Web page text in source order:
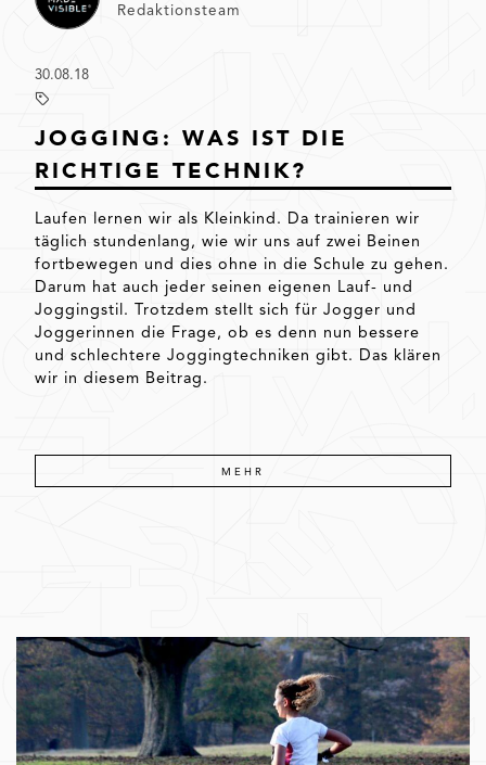
Redaktionsteam
30.08.18
JOGGING: WAS IST DIE
RICHTIGE TECHNIK?
Laufen lernen wir als Kleinkind. Da trainieren wir
täglich stundenlang, wie wir uns auf zwei Beinen
fortbewegen und dies ohne in die Schule zu gehen.
Darum hat auch jeder seinen eigenen Lauf- und
Joggingstil. Trotzdem stellt sich für Jogger und
Joggerinnen die Frage, ob es denn nun bessere
und schlechtere Joggingtechniken gibt. Das klären
wir in diesem Beitrag.
MEHR